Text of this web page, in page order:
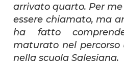
arrivato quarto. Per
essere chiamato, ma
ha fatto
maturato nel percorso
nella scuola Salesiana.